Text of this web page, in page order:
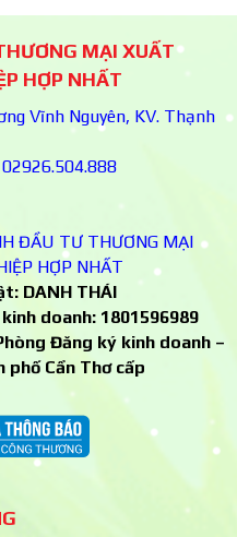
MẠI XUẤT
HỢP NHẤT
Vĩnh Nguyên, KV. Thạnh
ĐẦU TƯ THƯƠNG MẠI
HỢP NHẤT
DANH THÁI
doanh: 1801596989
Đăng ký kinh doanh –
phố Cần Thơ cấp